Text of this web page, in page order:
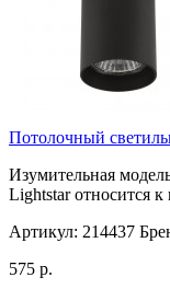
Потолочный
Изумительная
Lightstar относится
Артикул: 214437
575 р.